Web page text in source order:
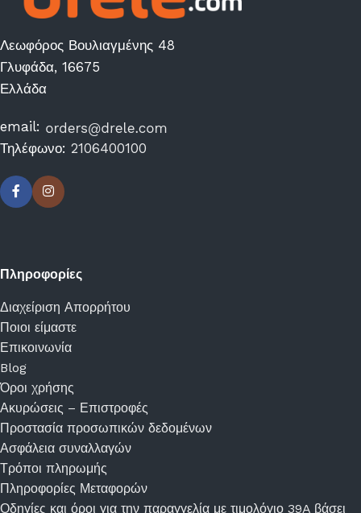
Λεωφόρος Βουλιαγμένης 48
Γλυφάδα, 16675
Ελλάδα
email:
Τηλέφωνο: 2106400100
Πληροφορίες
Διαχείριση Απορρήτου
Ποιοι είμαστε
Επικοινωνία
Blog
Όροι χρήσης
Ακυρώσεις – Επιστροφές
Προστασία προσωπικών δεδομένων
Ασφάλεια συναλλαγών
Τρόποι πληρωμής
Πληροφορίες Μεταφορών
Οδηγίες και όροι για την παραγγελία με τιμολόγιο 39A βάσει